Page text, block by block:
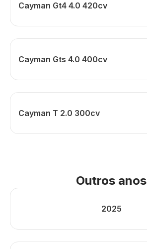
Cayman Gt4 4.0 420cv
Cayman Gts 4.0 400cv
Cayman T 2.0 300cv
Outros anos
2025